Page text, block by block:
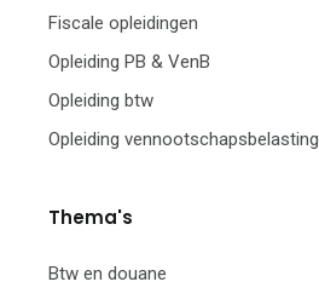
Fiscale opleidingen
Opleiding PB & VenB
Opleiding btw
Opleiding vennootschapsbelasting
Thema's
Btw en douane